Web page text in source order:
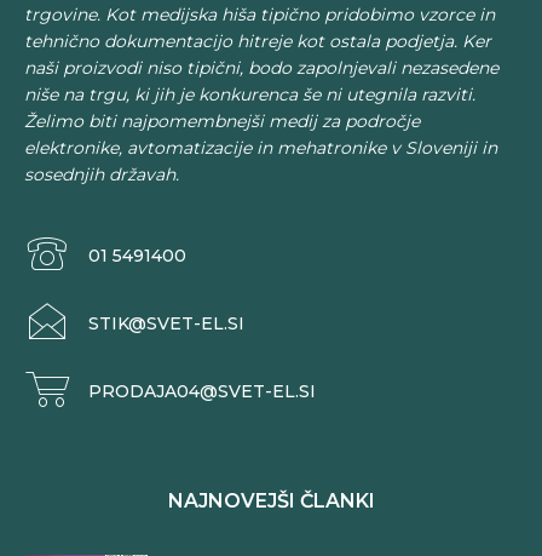
trgovine. Kot medijska hiša tipično pridobimo vzorce in
tehnično dokumentacijo hitreje kot ostala podjetja. Ker
naši proizvodi niso tipični, bodo zapolnjevali nezasedene
niše na trgu, ki jih je konkurenca še ni utegnila razviti.
Želimo biti najpomembnejši medij za področje
elektronike, avtomatizacije in mehatronike v Sloveniji in
sosednjih državah.
01 5491400
STIK@SVET-EL.SI
PRODAJA04@SVET-EL.SI
NAJNOVEJŠI ČLANKI